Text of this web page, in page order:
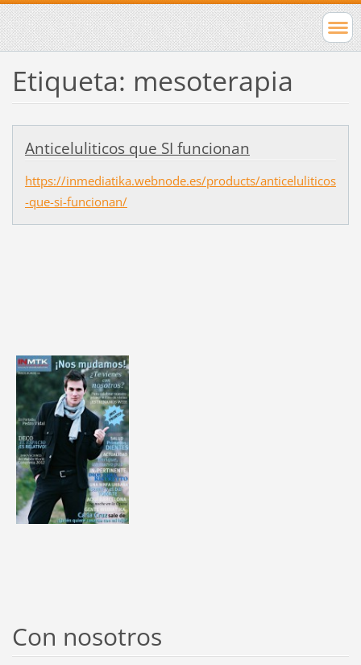
Etiqueta: mesoterapia
Anticeluliticos que SI funcionan
https://inmediatika.webnode.es/products/anticeluliticos
-que-si-funcionan/
Con nosotros